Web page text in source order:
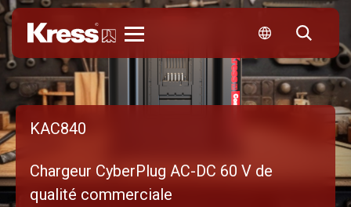
KAC840
Chargeur CyberPlug AC-DC 60 V de
qualité commerciale